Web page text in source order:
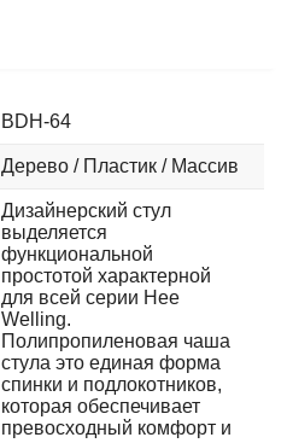
BDH-64
Дерево / Пластик / Массив
Дизайнерский стул
выделяется
функциональной
простотой характерной
для всей серии Hee
Welling.
Полипропиленовая чаша
стула это единая форма
спинки и подлокотников,
которая обеспечивает
превосходный комфорт и